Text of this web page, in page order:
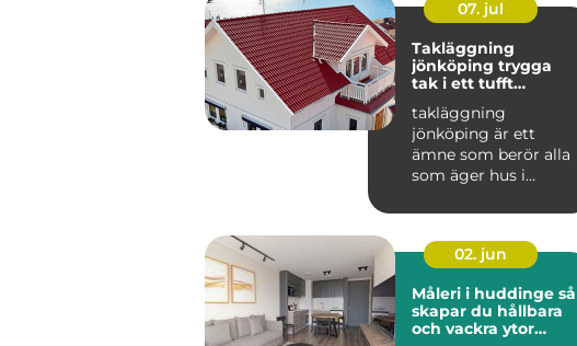
07. jul
Takläggning
jönköping trygga
tak i ett tufft
takläggning
jönköping är ett
ämne som berör alla
som äger hus i
Taket är huset...
02. jun
Måleri i huddinge så
skapar du hållbara
och vackra ytor